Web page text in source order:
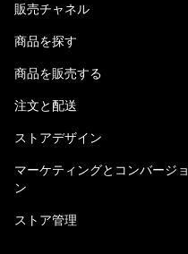
販売チャネル
商品を探す
商品を販売する
注文と配送
ストアデザイン
マーケティングとコンバージョ
ン
ストア管理